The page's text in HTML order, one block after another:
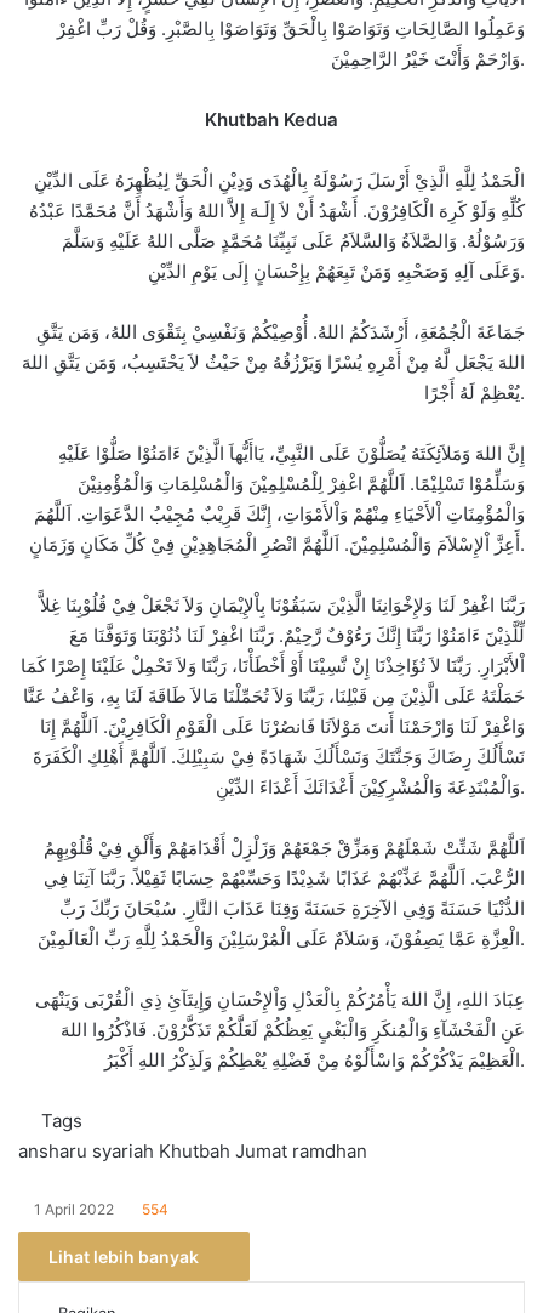
وَعَمِلُوا الصَّالِحَاتِ وَتَوَاصَوْا بِالْحَقِّ وَتَوَاصَوْا بِالصَّبْرِ. وَقُلْ رَبِّ اغْفِرْ
وَارْحَمْ وَأَنْتَ خَيْرُ الرَّاحِمِيْنَ.
Khutbah Kedua
الْحَمْدُ لِلَّهِ الَّذِيْ أَرْسَلَ رَسُوْلَهُ بِالْهُدَى وَدِيْنِ الْحَقِّ لِيُظْهِرَهُ عَلَى الدِّيْنِ
كُلِّهِ وَلَوْ كَرِهَ الْكَافِرُوْنَ. أَشْهَدُ أَنْ لاَ إِلَـهَ إِلاَّ اللهُ وَأَشْهَدُ أَنَّ مُحَمَّدًا عَبْدُهُ
وَرَسُوْلُهُ. وَالصَّلاَةُ وَالسَّلاَمُ عَلَى نَبِيِّنَا مُحَمَّدٍ صَلَّى اللهُ عَلَيْهِ وَسَلَّمَ
وَعَلَى آلِهِ وَصَحْبِهِ وَمَنْ تَبِعَهُمْ بِإِحْسَانٍ إِلَى يَوْمِ الدِّيْنِ.
جَمَاعَةَ الْجُمُعَةِ، أَرْشَدَكُمُ اللهُ. أُوْصِيْكُمْ وَنَفْسِيْ بِتَقْوَى اللهُ، وَمَن يَتَّقِ
اللهَ يَجْعَل لَّهُ مِنْ أَمْرِهِ يُسْرًا وَيَرْزُقُهُ مِنْ حَيْثُ لاَ يَحْتَسِبُ، وَمَن يَتَّقِ اللهَ
يُعْظِمْ لَهُ أَجْرًا.
إِنَّ اللهَ وَمَلاَئِكَتَهُ يُصَلُّوْنَ عَلَى النَّبِيِّ، يَاأَيُّهاَ الَّذِيْنَ ءَامَنُوْا صَلُّوْا عَلَيْهِ
وَسَلِّمُوْا تَسْلِيْمًا. اَللَّهُمَّ اغْفِرْ لِلْمُسْلِمِيْنَ وَالْمُسْلِمَاتِ وَالْمُؤْمِنِيْنَ
وَالْمُؤْمِنَاتِ اْلأَحْيَاءِ مِنْهُمْ وَاْلأَمْوَاتِ، إِنَّكَ قَرِيْبٌ مُجِيْبُ الدَّعَوَاتِ. اَللَّهُمَ
أَعِزَّ اْلإِسْلاَمَ وَالْمُسْلِمِيْنَ. اَللَّهُمَّ انْصُرِ الْمُجَاهِدِيْنِ فِيْ كُلِّ مَكَانٍ وَزَمَانٍ.
رَبَّنَا اغْفِرْ لَنَا وَلإِخْوَانِنَا الَّذِيْنَ سَبَقُوْنَا بِاْلإِيْمَانِ وَلاَ تَجْعَلْ فِيْ قُلُوْبِنَا غِلاًّ
لِّلَّذِيْنَ ءَامَنُوْا رَبَّنَا إِنَّكَ رَءُوْفٌ رَّحِيْمٌ. رَبَّنَا اغْفِرْ لَنَا ذُنُوْبَنَا وَتَوَفَّنَا مَعَ
اْلأَبْرَارِ. رَبَّنَا لاَ تُؤَاخِذْنَا إِنْ نَّسِيْنَا أَوْ أَخْطَأْنَا، رَبَّنَا وَلاَ تَحْمِلْ عَلَيْنَا إِصْرًا كَمَا
حَمَلْتَهُ عَلَى الَّذِيْنَ مِن قَبْلِنَا، رَبَّنَا وَلاَ تُحَمِّلْنَا مَالاَ طَاقَةَ لَنَا بِهِ، وَاعْفُ عَنَّا
وَاغْفِرْ لَنَا وَارْحَمْنَا أَنتَ مَوْلاَنَا فَانصُرْنَا عَلَى الْقَوْمِ الْكَافِرِيْنَ. اَللَّهُمَّ إِنَا
نَسْأَلُكَ رِضَاكَ وَجَنَّتَكَ وَنَسْأَلُكَ شَهَادَةً فِيْ سَبِيْلِكَ. اَللَّهُمَّ أَهْلِكِ الْكَفَرَةَ
وَالْمُبْتَدِعَةَ وَالْمُشْرِكِيْنَ أَعْدَائَكَ أَعْدَاءَ الدِّيْنِ.
اَللَّهُمَّ شَتِّتْ شَمْلَهُمْ وَمَزِّقْ جَمْعَهُمْ وَزَلْزِلْ أَقْدَامَهُمْ وَأَلْقِ فِيْ قُلُوْبِهِمُ
الرُّعْبَ. اَللَّهُمَّ عَذِّبْهُمْ عَذَابًا شَدِيْدًا وَحَسِّبْهُمْ حِسَابًا ثَقِيْلاً. رَبَّنَا آتِنَا فِي
الدُّنْيَا حَسَنَةً وَفِي الآخِرَةِ حَسَنَةً وَقِنَا عَذَابَ النَّارِ. سُبْحَانَ رَبِّكَ رَبِّ
الْعِزَّةِ عَمَّا يَصِفُوْنَ، وَسَلاَمٌ عَلَى الْمُرْسَلِيْنَ وَالْحَمْدُ لِلَّهِ رَبِّ الْعَالَمِيْنَ.
عِبَادَ اللهِ، إِنَّ اللهَ يَأْمُرُكُمْ بِالْعَدْلِ وَاْلإِحْسَانِ وَإِيتَآئِ ذِي الْقُرْبَى وَيَنْهَى
عَنِ الْفَحْشَآءِ وَالْمُنكَرِ وَالْبَغْيِ يَعِظُكُمْ لَعَلَّكُمْ تَذَكَّرُوْنَ. فَاذْكُرُوا اللهَ
الْعَظِيْمَ يَذْكُرْكُمْ وَاسْأَلُوْهُ مِنْ فَضْلِهِ يُعْطِكُمْ وَلَذِكْرُ اللهِ أَكْبَرُ.
Tags
ansharu syariah Khutbah Jumat ramdhan
1 April 2022 554
Lihat lebih banyak